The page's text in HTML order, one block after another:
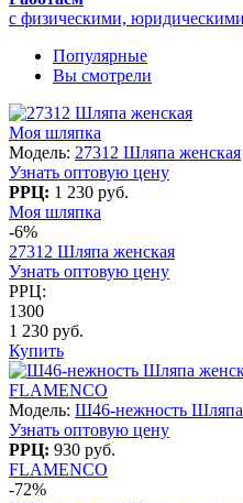
с физическими,
Популярные
Вы смотрели
Моя шляпка
Модель: 27312 Шляпа женская
Узнать оптовую цену
РРЦ: 1 230 руб.
Моя шляпка
-6%
27312 Шляпа женская
Узнать оптовую цену
РРЦ:
1300
1 230 руб.
Купить
FLAMENCO
Модель: Ш46-нежность Шляпа
Узнать оптовую цену
РРЦ: 930 руб.
FLAMENCO
-72%